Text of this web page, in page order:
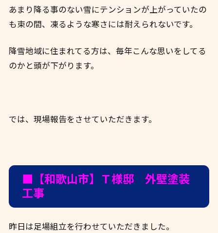
あまり降る事のない雪にテンションが上がっていたの
も束の間、凍るような寒さには耐えられないです。
降雪地域に住まれてる方は、毎年こんな思いをしてる
のかと頭が下がります。
では、現場報告をさせていただきます。
■【和歌山市】Ｔ様邸 外壁塗装
工事
昨日は足場組立を行わせていただきました。